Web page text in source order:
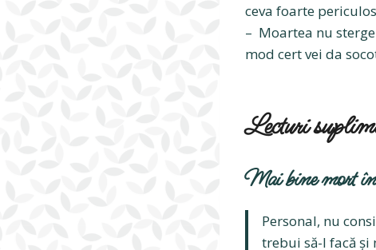
ceva foarte
– Moartea nu
mod cert vei da
Lecturi
Mai bine mort în
Personal, nu
trebui să-l facă și